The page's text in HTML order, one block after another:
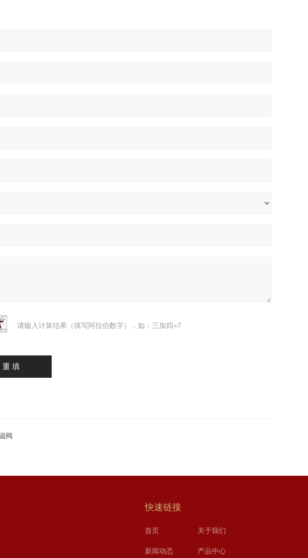
请输入计算结果（填写阿拉伯数字），如：三加四=7
阀
快速链接
首页 关于我们
新闻动态 产品中心